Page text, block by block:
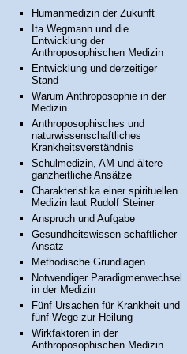
Humanmedizin der Zukunft
Ita Wegmann und die
Entwicklung der
Anthroposophischen Medizin
Entwicklung und derzeitiger
Stand
Warum Anthroposophie in der
Medizin
Anthroposophisches und
naturwissenschaftliches
Krankheitsverständnis
Schulmedizin, AM und ältere
ganzheitliche Ansätze
Charakteristika einer spirituellen
Medizin laut Rudolf Steiner
Anspruch und Aufgabe
Gesundheitswissen-schaftlicher
Ansatz
Methodische Grundlagen
Notwendiger Paradigmenwechsel
in der Medizin
Fünf Ursachen für Krankheit und
fünf Wege zur Heilung
Wirkfaktoren in der
Anthroposophischen Medizin